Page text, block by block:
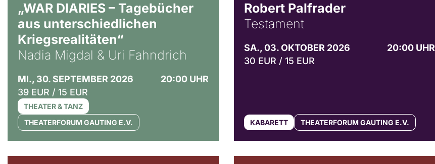
„WAR DIARIES – Tagebücher
aus unterschiedlichen
Kriegsrealitäten“
Nadia Migdal & Uri Fahndrich
MI., 30. SEPTEMBER 2026
20:00 UHR
39 EUR / 15 EUR
THEATER & TANZ
THEATERFORUM GAUTING E.V.
Robert Palfrader
Testament
SA., 03. OKTOBER 2026
20:00 UHR
30 EUR / 15 EUR
KABARETT THEATERFORUM GAUTING E.V.